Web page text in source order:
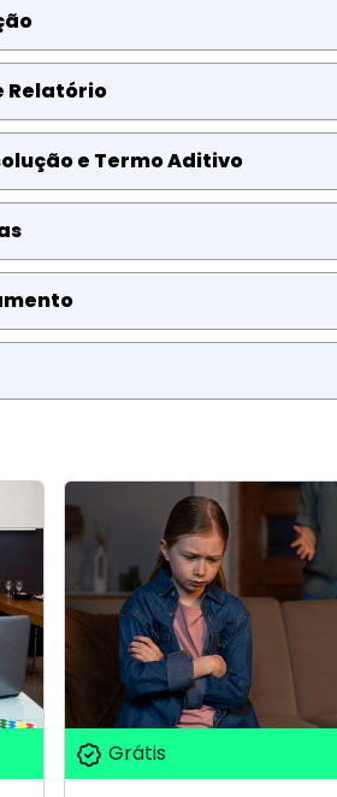
Relatório
e Termo Aditivo
Grátis